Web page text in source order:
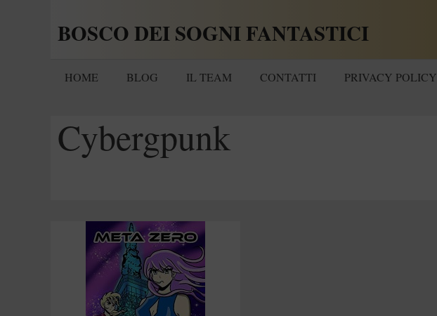
BOSCO DEI SOGNI FANTASTICI
HOME BLOG IL TEAM CONTATTI PRIVACY POLICY
Cybergpunk